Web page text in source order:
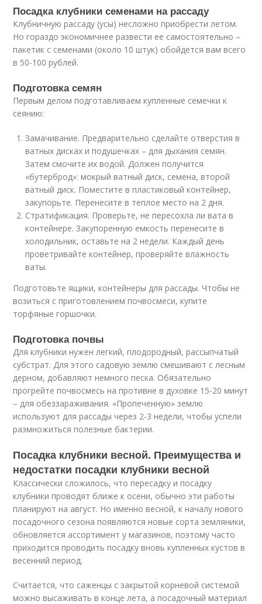
Посадка клубники семенами на рассаду
Клубничную рассаду (усы) несложно приобрести летом.
Но гораздо экономичнее развести ее самостоятельно –
пакетик с семенами (около 10 штук) обойдется вам всего
в 50-100 рублей.
Подготовка семян
Первым делом подготавливаем купленные семечки к
сеянию:
Замачивание. Предварительно сделайте отверстия в
ватных дисках и подушечках – для дыхания семян.
Затем смочите их водой. Должен получится
«бутерброд»: мокрый ватный диск, семена, второй
ватный диск. Поместите в пластиковый контейнер,
закупорьте. Перенесите в теплое место на 2 дня.
Стратификация. Проверьте, не пересохла ли вата в
контейнере. Закупоренную емкость перенесите в
холодильник, оставьте на 2 недели. Каждый день
проветривайте контейнер, проверяйте влажность
ваты.
Подготовьте ящики, контейнеры для рассады. Чтобы не
возиться с приготовлением почвосмеси, купите
торфяные горшочки.
Подготовка почвы
Для клубники нужен легкий, плодородный, рассыпчатый
субстрат. Для этого садовую землю смешивают с лесным
дерном, добавляют немного песка. Обязательно
прогрейте почвосмесь на противне в духовке 15-20 минут
– для обеззараживания. «Пропеченную» землю
используют для рассады через 2-3 недели, чтобы успели
размножиться полезные бактерии.
Посадка клубники весной. Преимущества и
недостатки посадки клубники весной
Классически сложилось, что пересадку и посадку
клубники проводят ближе к осени, обычно эти работы
планируют на август. Но именно весной, к началу нового
посадочного сезона появляются новые сорта земляники,
обновляется ассортимент у магазинов, поэтому часто
приходится проводить посадку вновь купленных кустов в
весенний период.
Считается, что саженцы с закрытой корневой системой
можно высаживать в конце лета, а посадочный материал